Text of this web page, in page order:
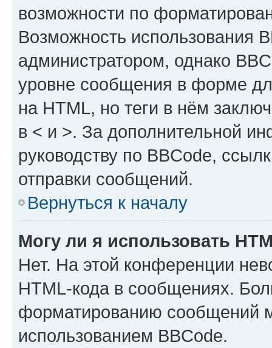
возможности по
Возможность использования
администратором, однако
уровне сообщения в форме
на HTML, но теги в нём
в < и >. За дополнительной
руководству по BBCode,
отправки сообщений.
Вернуться к началу
Могу ли я использовать
Нет. На этой конференции
HTML-кода в сообщениях.
форматированию сообщений
использованием BBCode.